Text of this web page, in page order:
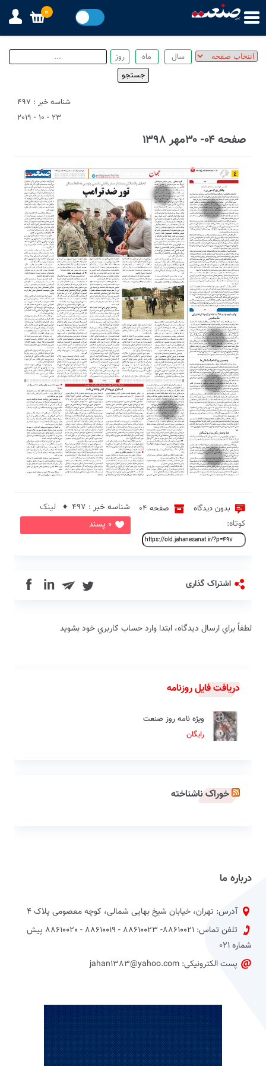
شناسه خبر : 497
23 - 10 - 2019
صفحه ۰۴- ۳۰مهر ۱۳۹۸
1
2
3
4
5
6
بدون دیدگاه صفحه 04
0 پسند
شناسه خبر : 497 ♦
لینک
کوتاه:
اشتراک گذاری in
لطفاً براي ارسال دیدگاه، ابتدا وارد حساب كاربري خود بشويد
دریافت فایل روزنامه
ویژه نامه روز صنعت
رایگان
خوراک ناشناخته
درباره ما
آدرس: تهران، خیابان شیخ بهایی شمالی، کوچه معصومی پلاک 4
تلفن تماس: 88610021- 88610023 - 88610019 - 88610020 پیش
شماره 021
پست الکترونیکی: jahan1383@yahoo.com
0